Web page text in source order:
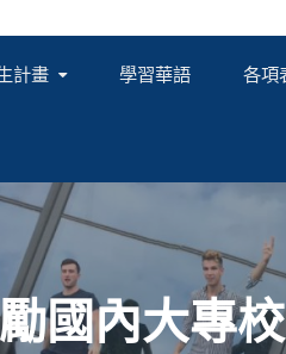
計畫 學習華語 各項
國內大專